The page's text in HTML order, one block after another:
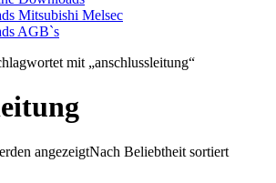
Mitsubishi Melsec
AGB`s
mit „anschlussleitung“
angezeigtNach Beliebtheit sortiert